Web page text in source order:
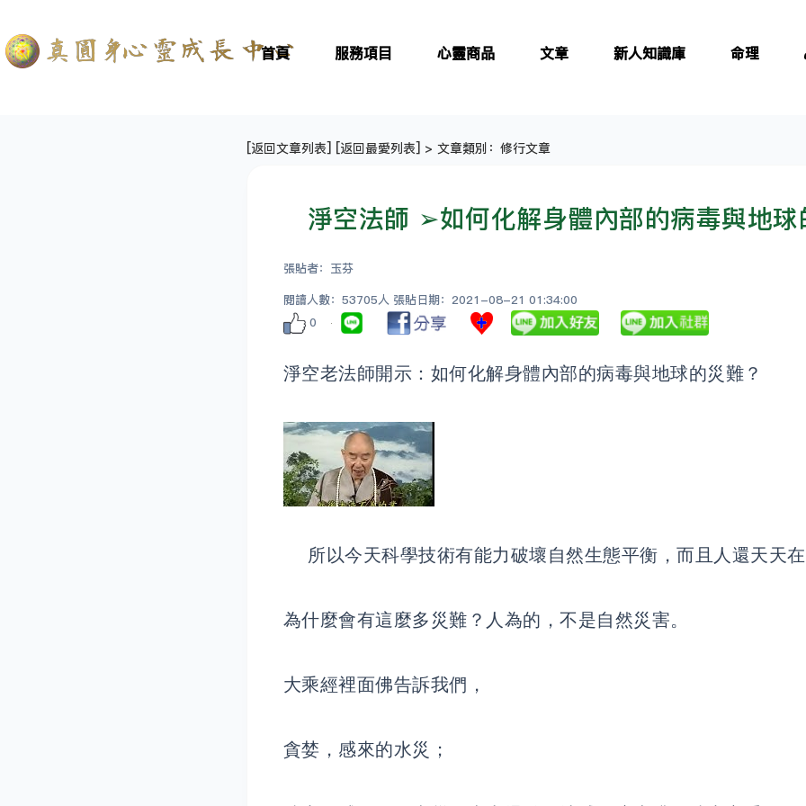
首頁 服務項目 心靈商品 文章 新人知識庫 命理
[返回文章列表] [返回最愛列表] > 文章類別：修行文章
淨空法師 ➢如何化解身體內部的病毒與地
張貼者：玉芬
閱讀人數：53705人 張貼日期：2021-08-21 01:34:00
0
淨空老法師開示：如何化解身體內部的病毒與地球的災難？
所以今天科學技術有能力破壞自然生態平衡，而且人還天天
為什麼會有這麼多災難？人為的，不是自然災害。
大乘經裡面佛告訴我們，
貪婪，感來的水災；